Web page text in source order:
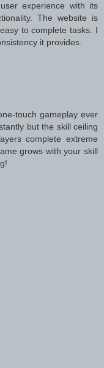
experience with its
The website is
to complete tasks. I
it provides.
touch gameplay ever
but the skill ceiling
complete extreme
grows with your skill